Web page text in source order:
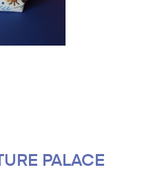
PALACE